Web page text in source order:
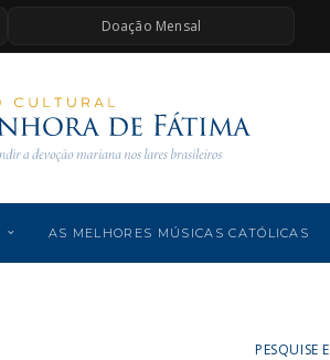
Doação Mensal
AS MELHORES MÚSICAS CATÓLICAS
PESQUISE